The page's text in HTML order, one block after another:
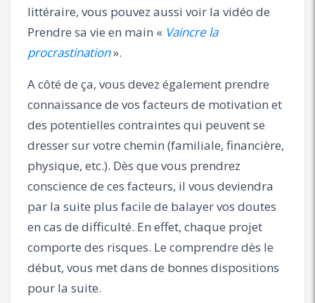
littéraire, vous pouvez aussi voir la vidéo de
Prendre sa vie en main « Vaincre la
procrastination».
A côté de ça, vous devez également prendre
connaissance de vos facteurs de motivation et
des potentielles contraintes qui peuvent se
dresser sur votre chemin (familiale, financière,
physique, etc.). Dès que vous prendrez
conscience de ces facteurs, il vous deviendra
par la suite plus facile de balayer vos doutes
en cas de difficulté. En effet, chaque projet
comporte des risques. Le comprendre dès le
début, vous met dans de bonnes dispositions
pour la suite.